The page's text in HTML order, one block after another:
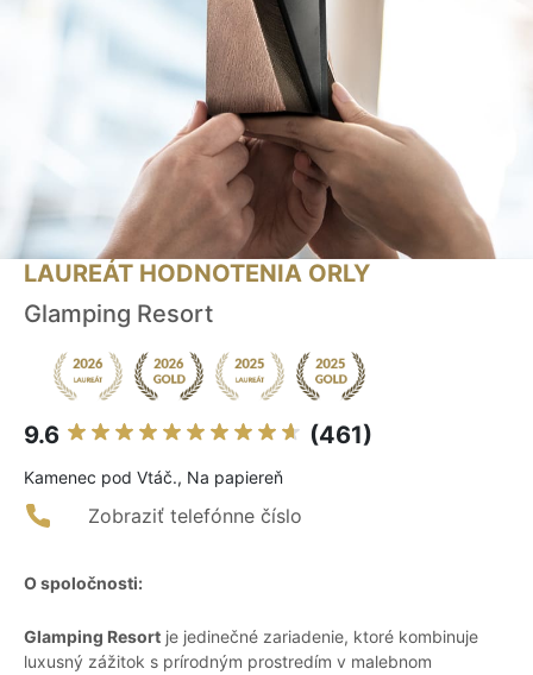
LAUREÁT HODNOTENIA ORLY
Glamping Resort
9.6 (461)
Kamenec pod Vtáč., Na papiereň
Zobraziť telefónne číslo
O spoločnosti:
Glamping Resort je jedinečné zariadenie, ktoré kombinuje
luxusný zážitok s prírodným prostredím v malebnom